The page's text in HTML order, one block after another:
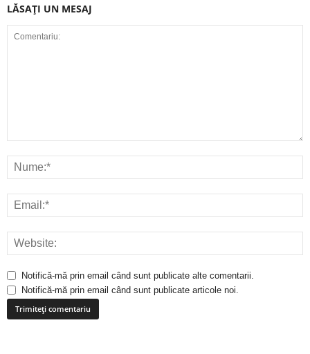
LĂSAȚI UN MESAJ
Notifică-mă prin email când sunt publicate alte comentarii.
Notifică-mă prin email când sunt publicate articole noi.